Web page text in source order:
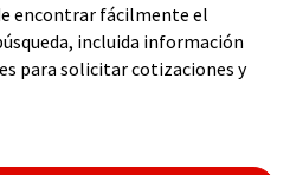
encontrar fácilmente el
incluida información
para solicitar cotizaciones y